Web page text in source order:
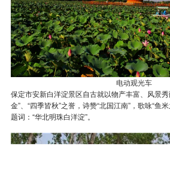
电动观光车
保定市安新白洋淀景区自古就以物产丰富、风景
金”、“四季皆秋”之誉，诗赞“北国江南”，歌咏“鱼
题词：“华北明珠白洋淀”。